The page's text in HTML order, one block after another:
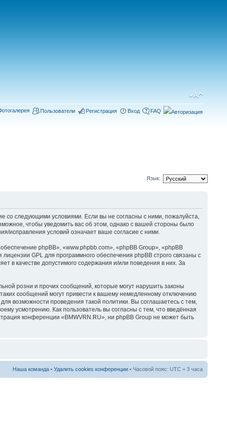
Пользователи Регистрация Вход FAQ
Язык:
следующими условиями. Если вы не согласны с ними, пожалуйста,
чтобы уведомить вас об этом, однако с вашей стороны было
исправления условий означает ваше согласие с ними.
phpBB», «www.phpbb.com», «phpBB Group», «phpBB
лицензии GPL для программного обеспечения phpBB строго связаны с
в качестве допустимого содержания и/или поведения в них. За
розни и прочих сообщений, которые могут нарушить законы
сообщений могут привести к вашему немедленному отключению
возможности проведения такой политики. Вы соглашаетесь с тем,
усмотрению. Как пользователь вы согласны с тем, что введённая
конференции «BMWVRN.RU», ни phpBB Group не может быть
Наша команда • Удалить cookies конференции • Часовой пояс: UTC + 3 часа